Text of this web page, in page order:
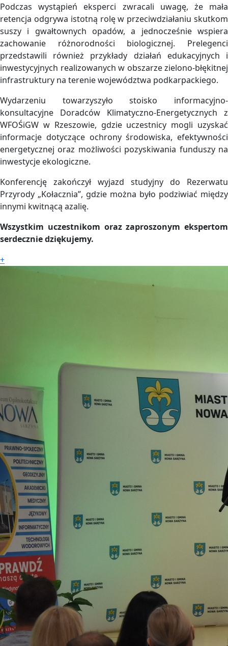
Podczas wystąpień eksperci zwracali uwagę, że mała
retencja odgrywa istotną rolę w przeciwdziałaniu skutkom
suszy i gwałtownych opadów, a jednocześnie wspiera
zachowanie różnorodności biologicznej. Prelegenci
przedstawili również przykłady działań edukacyjnych i
inwestycyjnych realizowanych w obszarze zielono-błękitnej
infrastruktury na terenie województwa podkarpackiego.
Wydarzeniu towarzyszyło stoisko informacyjno-
konsultacyjne Doradców Klimatyczno-Energetycznych z
WFOŚiGW w Rzeszowie, gdzie uczestnicy mogli uzyskać
informacje dotyczące ochrony środowiska, efektywności
energetycznej oraz możliwości pozyskiwania funduszy na
inwestycje ekologiczne.
Konferencję zakończył wyjazd studyjny do Rezerwatu
Przyrody „Kołacznia”, gdzie można było podziwiać między
innymi kwitnącą azalię.
Wszystkim uczestnikom oraz zaproszonym ekspertom
serdecznie dziękujemy.
+